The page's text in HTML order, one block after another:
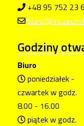
+48 95 752 23
Godziny
Biuro
poniedziałek -
czwartek w godz.
8.00 - 16.00
piątek w godz.